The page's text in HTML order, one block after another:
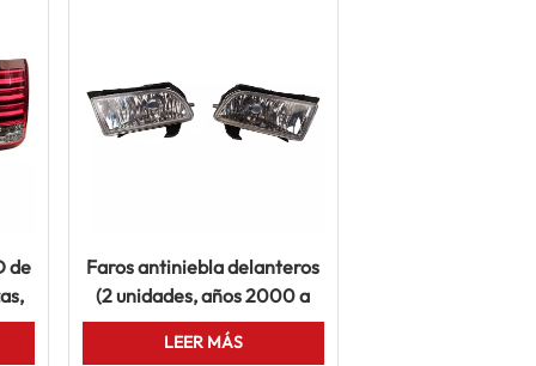
de
Faros antiniebla delanteros
(2 unidades, años 2000 a
2005) para Toyota Succeed
Probox NCP55
LEER MÁS